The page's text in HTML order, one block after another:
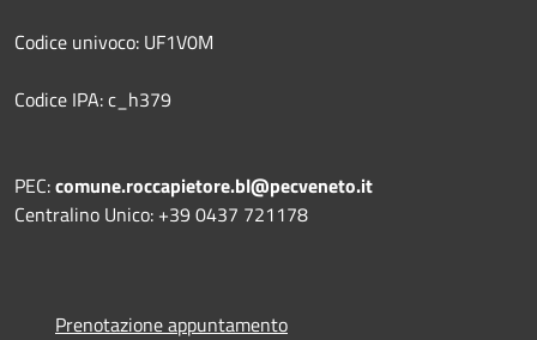
Codice univoco: UF1V0M
Codice IPA: c_h379
PEC:comune.roccapietore.bl@pecveneto.it
Centralino Unico: +39 0437 721178
Prenotazione appuntamento